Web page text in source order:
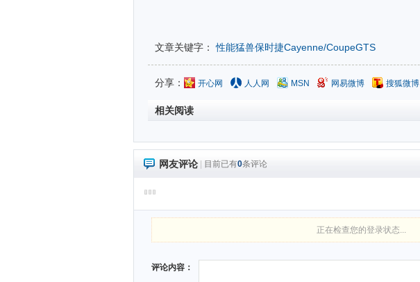
文章关键字：性能猛兽保时捷Cayenne/CoupeGTS
分享： 开心网 人人网 MSN 网易微博 搜狐微博
相关阅读
网友评论 目前已有0条评论
正在检查您的登录状态...
评论内容：